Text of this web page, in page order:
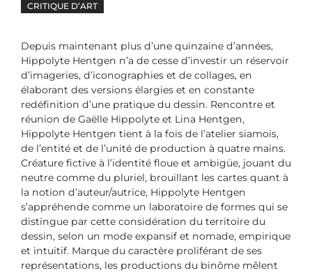
CRITIQUE D’ART
Depuis maintenant plus d’une quinzaine d’années,
Hippolyte Hentgen n’a de cesse d’investir un réservoir
d’imageries, d’iconographies et de collages, en
élaborant des versions élargies et en constante
redéfinition d’une pratique du dessin. Rencontre et
réunion de Gaëlle Hippolyte et Lina Hentgen,
Hippolyte Hentgen tient à la fois de l’atelier siamois,
de l’entité et de l’unité de production à quatre mains.
Créature fictive à l’identité floue et ambigüe, jouant du
neutre comme du pluriel, brouillant les cartes quant à
la notion d’auteur/autrice, Hippolyte Hentgen
s’appréhende comme un laboratoire de formes qui se
distingue par cette considération du territoire du
dessin, selon un mode expansif et nomade, empirique
et intuitif. Marque du caractère proliférant de ses
représentations, les productions du binôme mêlent